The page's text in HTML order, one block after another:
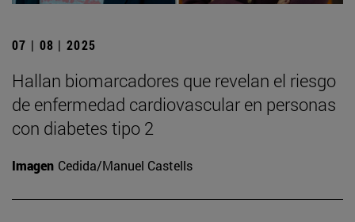
07 | 08 | 2025
Hallan biomarcadores que revelan el riesgo
de enfermedad cardiovascular en personas
con diabetes tipo 2
Imagen Cedida/Manuel Castells